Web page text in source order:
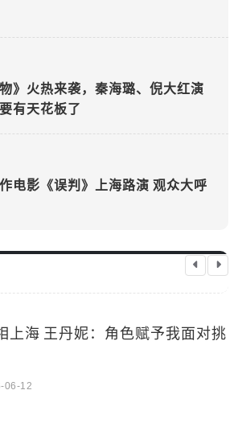
》火热来袭，秦海璐、倪大红演
有天花板了
电影《误判》上海路演 观众大呼
上海 王丹妮：角色赋予我面对挑
06-12